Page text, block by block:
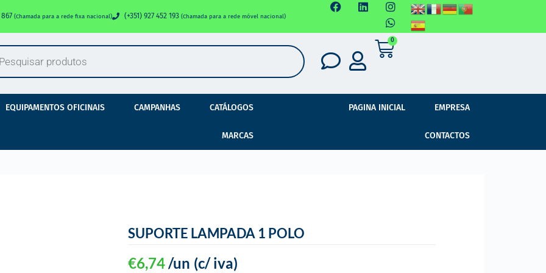
867 (Chamada para a rede fixa nacional) (+351) 927 452 193 (Chamada para a rede móvel nacional)
0
EQUIPAMENTOS OFICINAIS CAMPANHAS CATÁLOGOS
MARCAS
PAGINA INICIAL EMPRESA
CONTACTOS
SUPORTE LAMPADA 1 POLO
€6,74 (c/ iva)
/un